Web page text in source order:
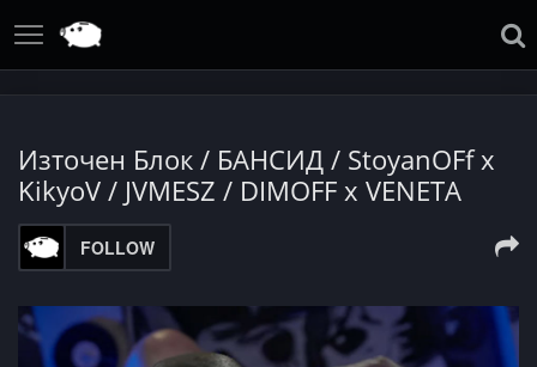
Източен Блок / БАНСИД / StoyanOFf x
KikyoV / JVMESZ / DIMOFF x VENETA
FOLLOW